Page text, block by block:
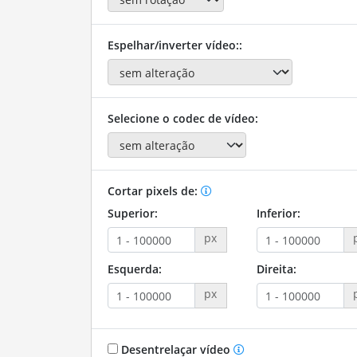
Espelhar/inverter vídeo::
Selecione o codec de vídeo:
Cortar pixels de:
Superior:
px
Inferior:
Esquerda:
px
Direita:
Desentrelaçar vídeo